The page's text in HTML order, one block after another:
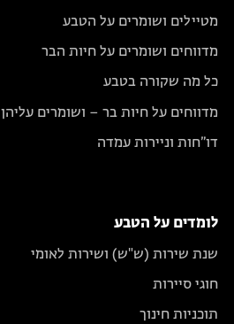
מטיילים ושומרים על הטבע
מדווחים ושומרים על חיות הבר
כל מה שקורה בטבע
מדווחים על חיות בר – ושומרים עליהן
דו״חות וניירות עמדה
לומדים על הטבע
שנת שירות (ש"ש) ושירות לאומי
חוגי סיירות
תוכניות חינוך